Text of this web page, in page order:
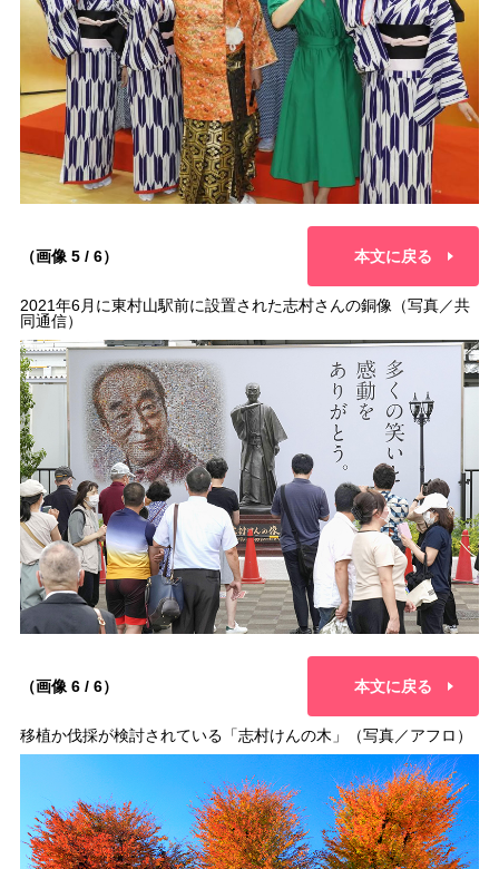
（画像 5 / 6） 本文に戻る
2021年6月に東村山駅前に設置された志村さんの銅像（写真／共
同通信）
（画像 6 / 6） 本文に戻る
移植か伐採が検討されている「志村けんの木」（写真／アフロ）